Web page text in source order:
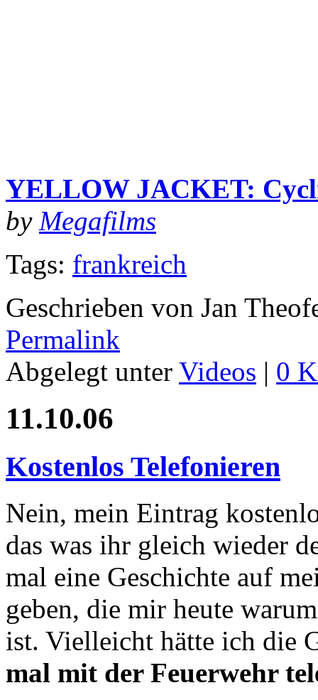
YELLOW JACKET:
by Megafilms
Tags: frankreich
Geschrieben von Jan
Permalink
Abgelegt unter Videos | 0
11.10.06
Kostenlos Telefonieren
Nein, mein Eintrag
das was ihr gleich wieder
mal eine Geschichte auf
geben, die mir heute
ist. Vielleicht hätte ich die
mal mit der Feuerwehr